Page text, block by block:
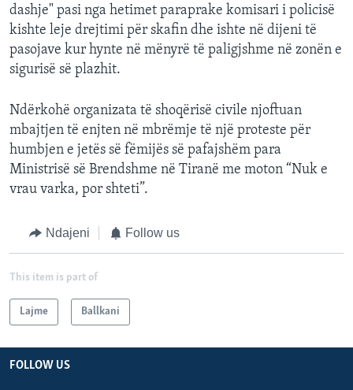
dashje" pasi nga hetimet paraprake komisari i policisë
kishte leje drejtimi për skafin dhe ishte në dijeni të
pasojave kur hynte në mënyrë të paligjshme në zonën e
sigurisë së plazhit.
Ndërkohë organizata të shoqërisë civile njoftuan
mbajtjen të enjten në mbrëmje të një proteste për
humbjen e jetës së fëmijës së pafajshëm para
Ministrisë së Brendshme në Tiranë me moton “Nuk e
vrau varka, por shteti”.
Ndajeni Follow us
This item is part of
Lajme Ballkani
FOLLOW US